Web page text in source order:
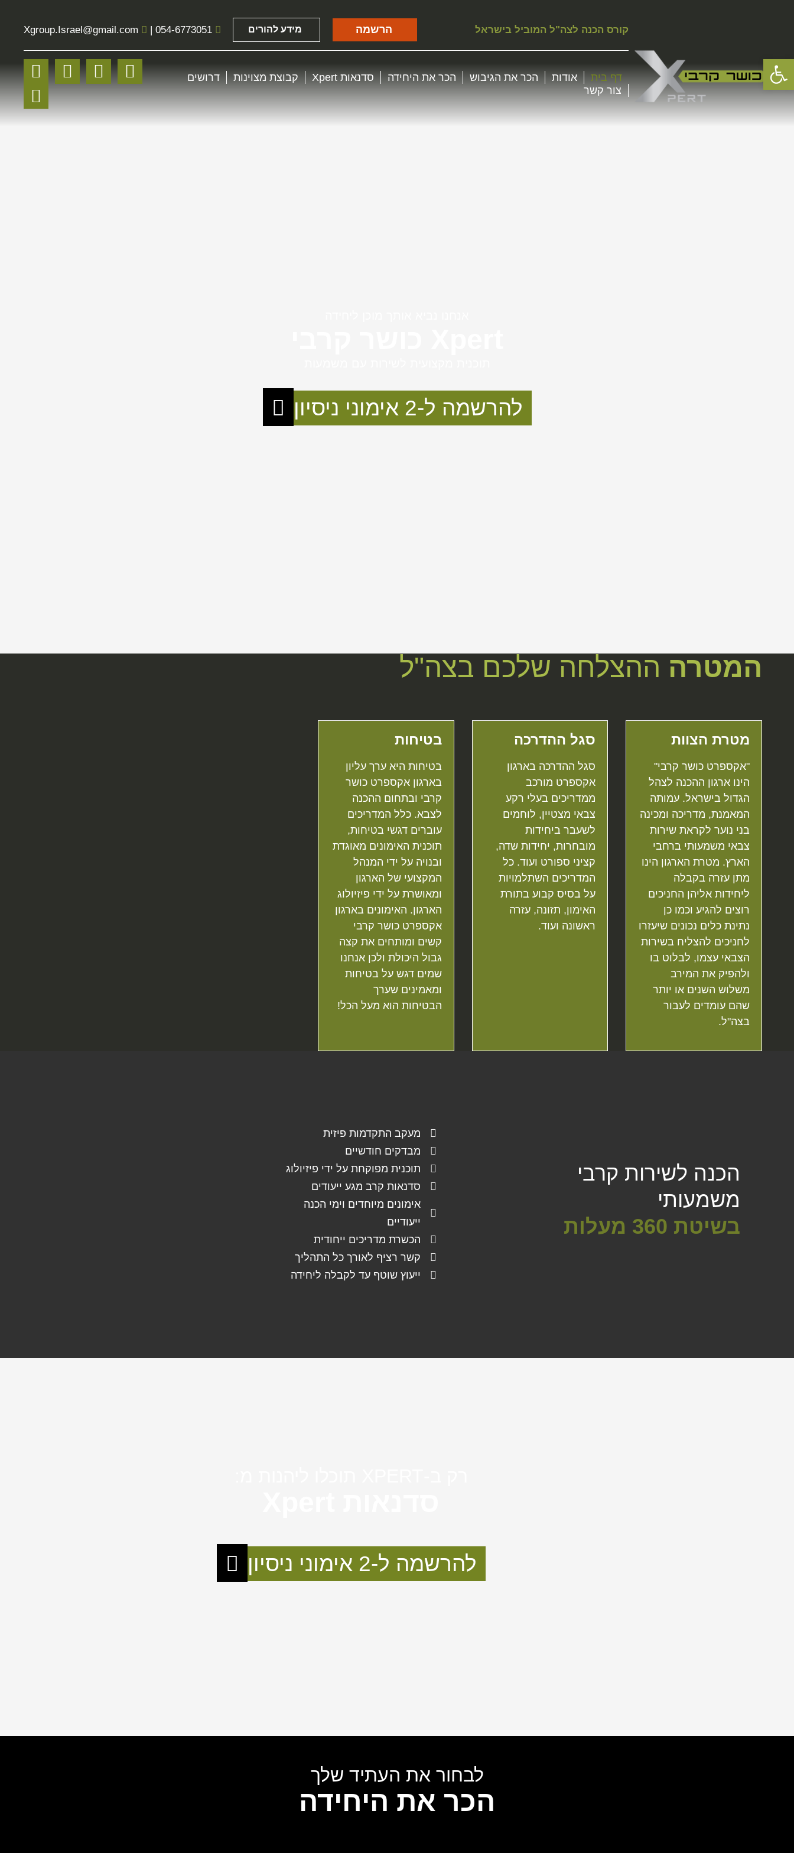
פתח סרגל נגישות
קורס הכנה לצה"ל המוביל בישראל הרשמה מידע להורים Xgroup.Israel@gmail.com |054-6773051
דף בית אודות הכר את הגיבוש הכר את היחידה סדנאות Xpert קבוצת מצוינות
דרושים
צור קשר
להרשמה ל-2 אימוני ניסיון
המטרה ההצלחה שלכם בצה"ל
מטרת הצוות
"אקספרט כושר קרבי"
הינו ארגון ההכנה לצהל
הגדול בישראל. עמותה
המאמנת, מדריכה ומכינה
בני נוער לקראת שירות
צבאי משמעותי ברחבי
הארץ. מטרת הארגון הינו
מתן עזרה בקבלה
ליחידות אליהן החניכים
רוצים להגיע וכמו כן
נתינת כלים נכונים שיעזרו
לחניכים להצליח בשירות
הצבאי עצמו, לבלוט בו
ולהפיק את המירב
משלוש השנים או יותר
שהם עומדים לעבור
בצה"ל.
סגל ההדרכה
סגל ההדרכה בארגון
אקספרט מורכב
ממדריכים בעלי רקע
צבאי מצטיין, לוחמים
לשעבר ביחידות
מובחרות, יחידות שדה,
קציני ספורט ועוד. כל
המדריכים השתלמויות
על בסיס קבוע בתורת
האימון, תזונה, עזרה
ראשונה ועוד.
בטיחות
בטיחות היא ערך עליון
בארגון אקספרט כושר
קרבי ובתחום ההכנה
לצבא. כלל המדריכים
עוברים דגשי בטיחות,
תוכנית האימונים מאוגדת
ובנויה על ידי המנהל
המקצועי של הארגון
ומאושרת על ידי פיזיולוג
הארגון. האימונים בארגון
אקספרט כושר קרבי
קשים ומותחים את קצה
גבול היכולת ולכן אנחנו
שמים דגש על בטיחות
ומאמינים שערך
הבטיחות הוא מעל הכל!
הכנה לשירות קרבי
משמעותי
בשיטת 360 מעלות
מעקב התקדמות פיזית
מבדקים חודשיים
תוכנית מפוקחת על ידי פיזיולוג
סדנאות קרב מגע ייעודים
אימונים מיוחדים וימי הכנה
ייעודיים
הכשרת מדריכים ייחודית
קשר רציף לאורך כל התהליך
ייעוץ שוטף עד לקבלה ליחידה
להרשמה ל-2 אימוני ניסיון
לבחור את העתיד שלך
הכר את היחידה